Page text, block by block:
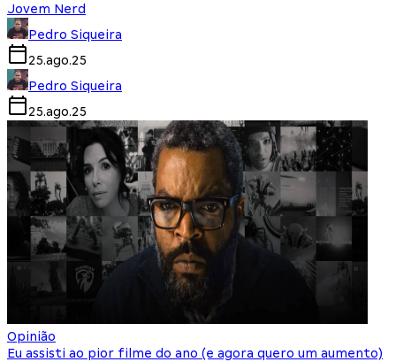
Jovem Nerd
Pedro Siqueira
25.ago.25
Pedro Siqueira
25.ago.25
Opinião
Eu assisti ao pior filme do ano (e agora quero um aumento)